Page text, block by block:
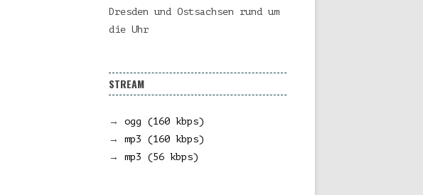
Dresden und Ostsachsen rund um
die Uhr
STREAM
→ ogg (160 kbps)
→ mp3 (160 kbps)
→ mp3 (56 kbps)